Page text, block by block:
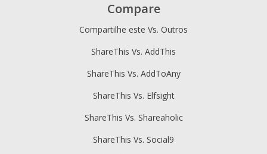
Compare
Compartilhe este Vs. Outros
ShareThis Vs. AddThis
ShareThis Vs. AddToAny
ShareThis Vs. Elfsight
ShareThis Vs. Shareaholic
ShareThis Vs. Social9